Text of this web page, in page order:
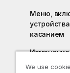
Меню,
касанием
Изменение
Порядок
We use